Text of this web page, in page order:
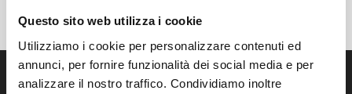
Questo sito web utilizza i cookie
Utilizziamo i cookie per personalizzare contenuti ed
annunci, per fornire funzionalità dei social media e per
analizzare il nostro traffico. Condividiamo inoltre
neuroma, neuromadimorton